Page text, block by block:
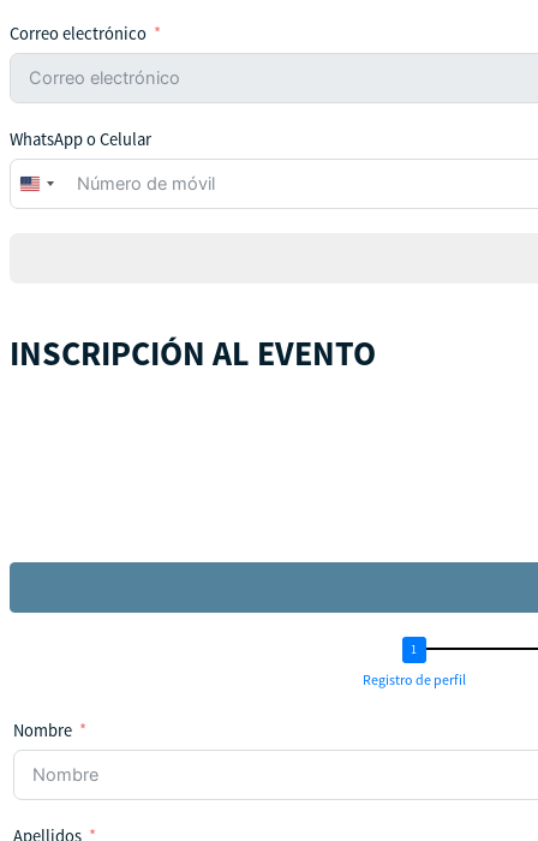
Correo electrónico
WhatsApp o Celular
United
States
INSCRIPCIÓN AL EVENTO
Registro de perfil
Nombre
Apellidos